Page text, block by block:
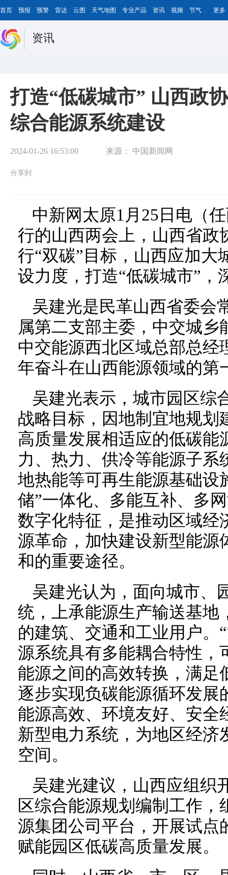
首页 预报 预警 雷达 云图 天气地图 专业产品 资讯 视频 节气 更多
资讯
打造“低碳城市” 山西政
综合能源系统建设
2024-01-26 16:53:00 来源： 中国新闻网
分享到
中新网太原1月25日电（
行的山西两会上，山西省政
行“双碳”目标，山西应加大
设力度，打造“低碳城市”，
吴建光是民革山西省委会
属第二支部主委，中交城
中交能源西北区域总部总经
年奋斗在山西能源领域的第
吴建光表示，城市园区综
战略目标，因地制宜地规划
高质量发展相适应的低碳能
力、热力、供冷等能源子系
地热能等可再生能源基础设
储”一体化、多能互补、多
数字化特征，是推动区域经
源革命，加快建设新型能源
和的重要途径。
吴建光认为，面向城市、
统，上承能源生产输送基地
的建筑、交通和工业用户。
源系统具有多能耦合特性，
能源之间的高效转换，满足
逐步实现负碳能源循环发展
能源高效、环境友好、安全
新型电力系统，为地区经济
空间。
吴建光建议，山西应组织
区综合能源规划编制工作
源集团公司平台，开展试点
赋能园区低碳高质量发展。